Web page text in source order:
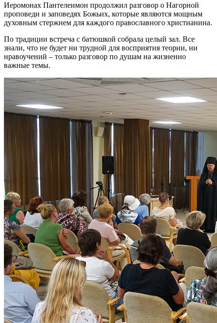
Иеромонах Пантелеимон продолжил разговор о Нагорной
проповеди и заповедях Божьих, которые являются мощным
духовным стержнем для каждого православного христианина.
По традиции встреча с батюшкой собрала целый зал. Все
знали, что не будет ни трудной для восприятия теории, ни
нравоучений – только разговор по душам на жизненно
важные темы.